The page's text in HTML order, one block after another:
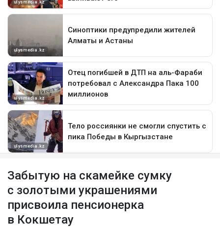
Забытую на скамейке сумку
с золотыми украшениями
присвоила пенсионерка
в Кокшетау